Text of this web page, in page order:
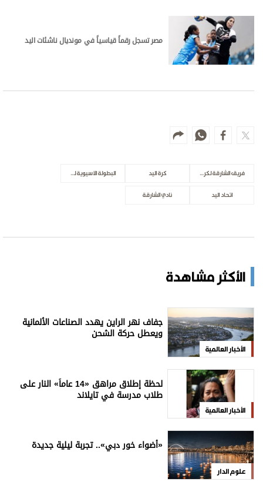
مصر تسجل رقماً قياسياً في مونديال ناشئات اليد
فريق الشارقة لكرة اليد كرة اليد البطولة الآسيوية لكرة اليد
اتحاد اليد نادي الشارقة
الأكثر مشاهدة
الأخبار العالمية
جفاف نهر الراين يهدد الصناعات الألمانية
ويعطل حركة الشحن
الأخبار العالمية
لحظة إطلاق مراهق «14 عاماً» النار على
طلاب مدرسة في تايلاند
علوم الدار
«أضواء خور دبي».. تجربة ليلية جديدة